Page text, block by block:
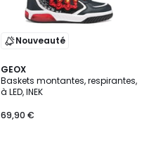
Nouveauté
GEOX
Baskets montantes, respirantes,
à LED, INEK
69,90 €